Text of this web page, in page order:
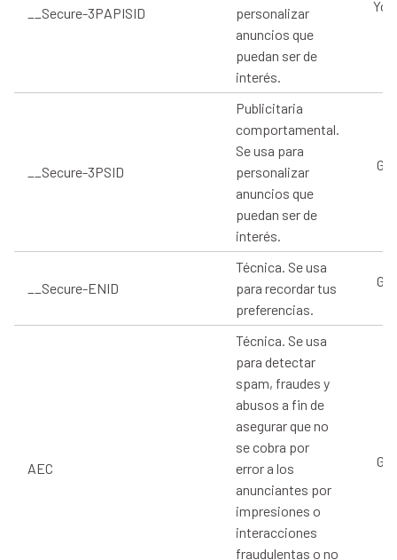
__Secure-3PAPISID
personalizar
anuncios que
puedan ser de
interés.
__Secure-3PSID
Publicitaria
comportamental.
Se usa para
personalizar
anuncios que
puedan ser de
interés.
__Secure-ENID
Técnica. Se usa
para recordar tus
preferencias.
AEC
Técnica. Se usa
para detectar
spam, fraudes y
abusos a fin de
asegurar que no
se cobra por
error a los
anunciantes por
impresiones o
interacciones
fraudulentas o no